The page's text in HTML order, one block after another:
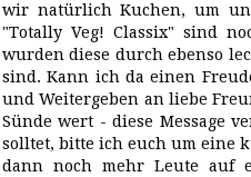
wir natürlich Kuchen, um
"Totally Veg! Classix" sind
wurden diese durch ebenso
sind. Kann ich da einen
und Weitergeben an liebe
Sünde wert - diese Message
solltet, bitte ich euch um eine
dann noch mehr Leute auf